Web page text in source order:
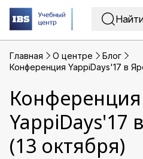
Главная O центре
Блог
Конференция YappiDays'17 в
Конференция
YappiDays'17
(13 октября)